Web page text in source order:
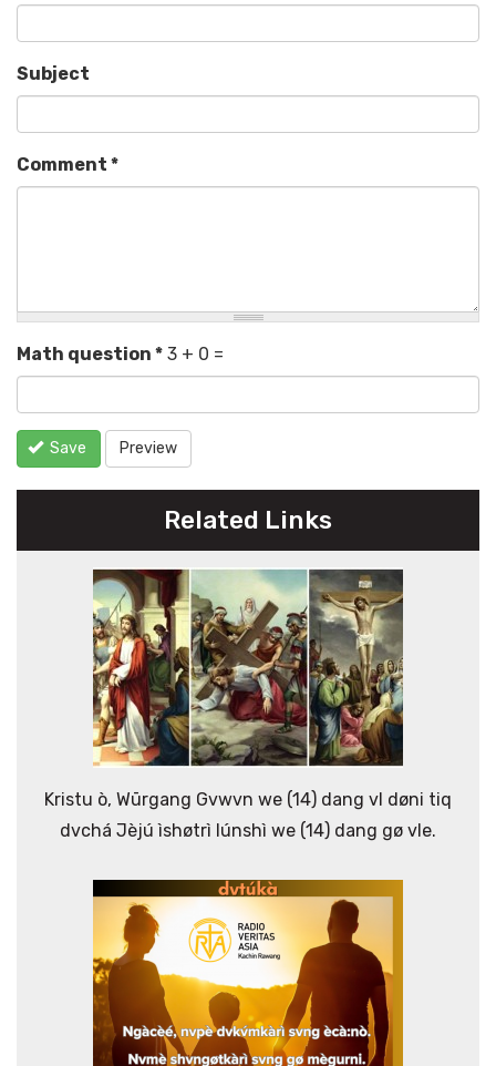
Subject
Comment *
Math question * 3 + 0 =
Save Preview
Related Links
Kristu ò, Wūrgang Gvwvn we (14) dang vl døni tiq
dvchá Jèjú ìshøtrì lúnshì we (14) dang gø vle.